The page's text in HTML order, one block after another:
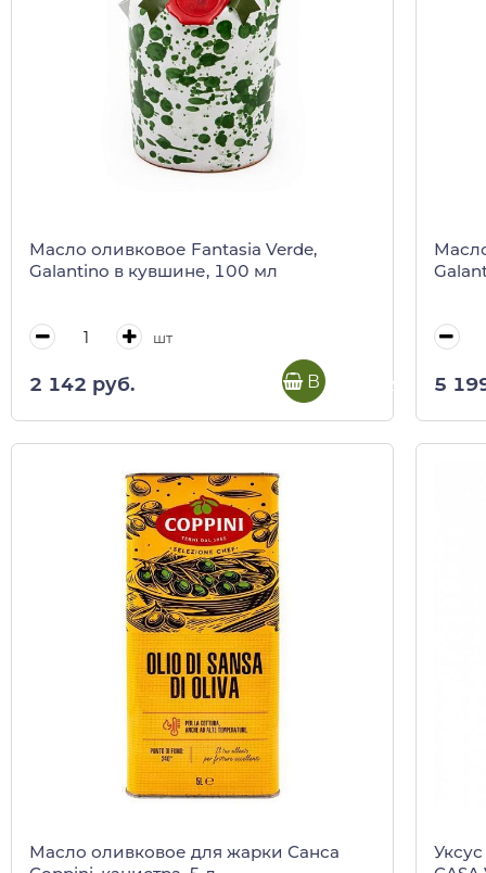
Масло оливковое Fantasia Verde,
Galantino в кувшине, 100 мл
шт
2 142 руб. В корзину 5
Масло оливковое для жарки Санса